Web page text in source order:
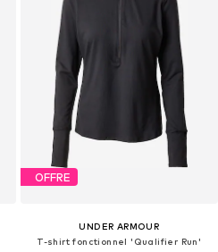
OFFRE
UNDER ARMOUR
T-shirt fonctionnel 'Qualifier Run'